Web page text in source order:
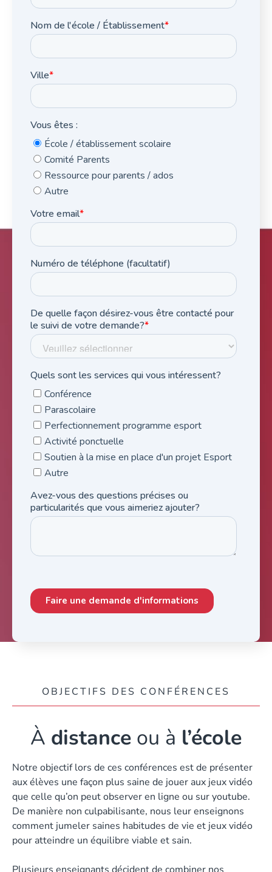
OBJECTIFS DES CONFÉRENCES
À distance ou à l’école
Notre objectif lors de ces conférences est de présenter
aux élèves une façon plus saine de jouer aux jeux vidéo
que celle qu’on peut observer en ligne ou sur youtube.
De manière non culpabilisante, nous leur enseignons
comment jumeler saines habitudes de vie et jeux vidéo
pour atteindre un équilibre viable et sain.